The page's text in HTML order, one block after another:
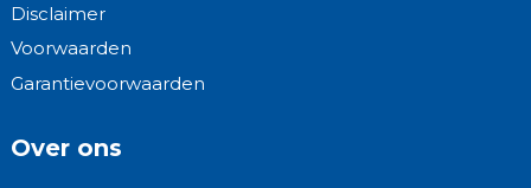
Disclaimer
Voorwaarden
Garantievoorwaarden
Over ons